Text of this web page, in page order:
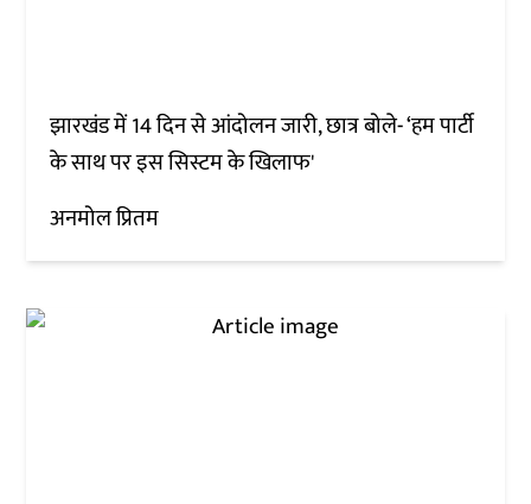
झारखंड में 14 दिन से आंदोलन जारी, छात्र बोले- ‘हम पार्टी
के साथ पर इस सिस्टम के खिलाफ'
अनमोल प्रितम